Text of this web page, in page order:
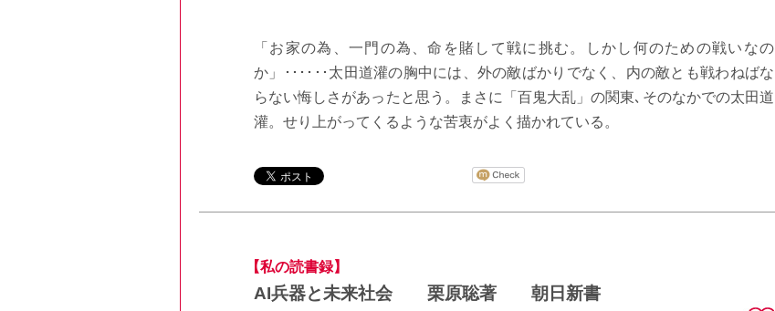
「お家の為、一門の為、命を賭して戦に挑む。しかし何のための戦いなの
か」
･ ･ ･ ･ ･ ･ 太田道灌の胸中には、外の敵ばかりでなく、内の敵とも戦わねばな
らない悔しさがあったと思う。まさに「百鬼大乱」の関東､そのなかでの太田道
灌。せり上がってくるような苦衷がよく描かれている。
【私の読書録】
AI兵器と未来社会 栗原聡著 朝日新書